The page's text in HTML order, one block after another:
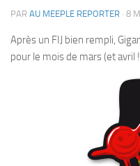
PAR AU MEEPLE REPORTER · 8
Après un FIJ bien rempli,
pour le mois de mars (et avril